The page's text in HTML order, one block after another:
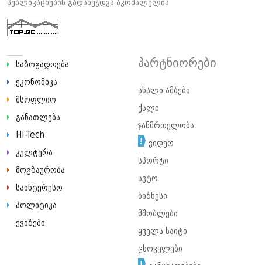
პუბლიკაციების გადაბეჭდვა აკრძალულია
საზოგადოება
ეკონომიკა
მსოფლიო
განათლება
HI-Tech
კულტურა
მოგზაურობა
საინტერესო
პოლიტიკა
ქვიზები
პარტნიორები
ახალი ამბები
ქალი
ჯანმრთელობა
ვიდეო
სპორტი
ავტო
ბიზნესი
მშობლები
ყველა საიტი
ცხოველები